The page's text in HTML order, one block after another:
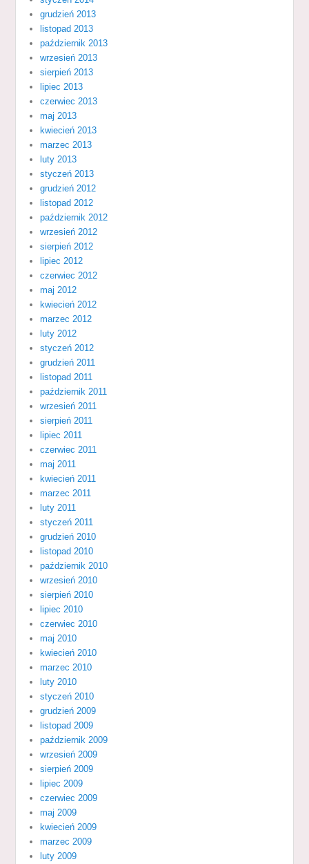
grudzień 2013
listopad 2013
październik 2013
wrzesień 2013
sierpień 2013
lipiec 2013
czerwiec 2013
maj 2013
kwiecień 2013
marzec 2013
luty 2013
styczeń 2013
grudzień 2012
listopad 2012
październik 2012
wrzesień 2012
sierpień 2012
lipiec 2012
czerwiec 2012
maj 2012
kwiecień 2012
marzec 2012
luty 2012
styczeń 2012
grudzień 2011
listopad 2011
październik 2011
wrzesień 2011
sierpień 2011
lipiec 2011
czerwiec 2011
maj 2011
kwiecień 2011
marzec 2011
luty 2011
styczeń 2011
grudzień 2010
listopad 2010
październik 2010
wrzesień 2010
sierpień 2010
lipiec 2010
czerwiec 2010
maj 2010
kwiecień 2010
marzec 2010
luty 2010
styczeń 2010
grudzień 2009
listopad 2009
październik 2009
wrzesień 2009
sierpień 2009
lipiec 2009
czerwiec 2009
maj 2009
kwiecień 2009
marzec 2009
luty 2009